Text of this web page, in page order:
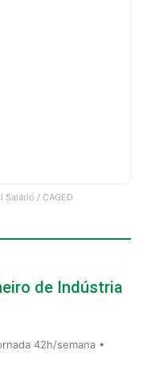
Salário / CAGED
de Indústria
42h/semana •